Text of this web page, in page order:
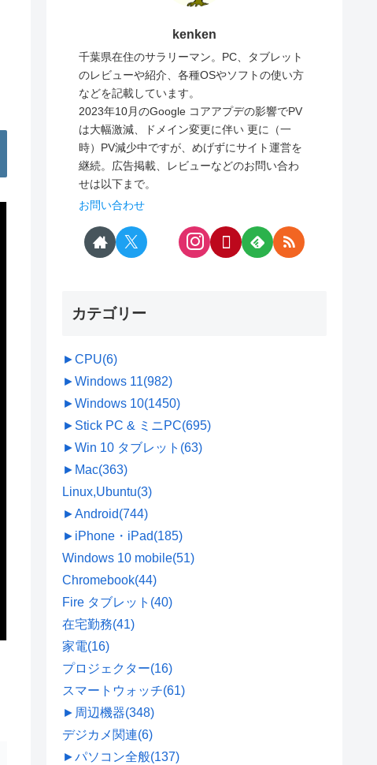
kenken
千葉県在住のサラリーマン。PC、タブレット
のレビューや紹介、各種OSやソフトの使い方
などを記載しています。
2023年10月のGoogle コアアプデの影響でPV
は大幅激減、ドメイン変更に伴い 更に（一
時）PV減少中ですが、めげずにサイト運営を
継続。広告掲載、レビューなどのお問い合わ
せは以下まで。
お問い合わせ
カテゴリー
►CPU(6)
►Windows 11(982)
►Windows 10(1450)
► Stick PC & ミニPC(695)
►Win 10 タブレット (63)
► Mac(363)
Linux,Ubuntu(3)
►Android(744)
► iPhone・iPad(185)
Windows 10 mobile(51)
Chromebook(44)
Fire タブレット (40)
在宅勤務(41)
家電(16)
プロジェクター(16)
スマートウォッチ(61)
► 周辺機器(348)
デジカメ関連(6)
►パソコン全般(137)